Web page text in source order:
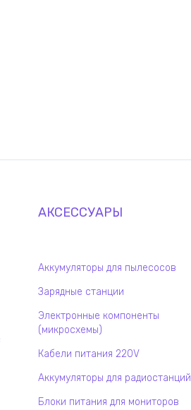
АКСЕССУАРЫ
Аккумуляторы для пылесосов
Зарядные станции
Электронные компоненты
(микросхемы)
Кабели питания 220V
Аккумуляторы для радиостанций
Блоки питания для мониторов